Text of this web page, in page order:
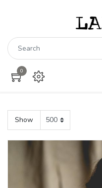
0
Show